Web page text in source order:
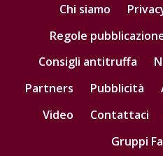
Chi siamo
Regole
Consigli antitruffa
Partners
Pubblicità
Video
Contattaci
Gruppi